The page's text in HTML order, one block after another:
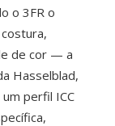
o 3FR o
de cor — a
Hasselblad,
perfil ICC